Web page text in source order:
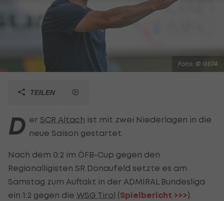
Foto: © GEPA
TEILEN
D er SCR Altach ist mit zwei Niederlagen in die
neue Saison gestartet.
Nach dem 0:2 im ÖFB-Cup gegen den
Regionalligisten SR Donaufeld setzte es am
Samstag zum Auftakt in der ADMIRAL Bundesliga
ein 1:2 gegen die WSG Tirol (Spielbericht >>>).